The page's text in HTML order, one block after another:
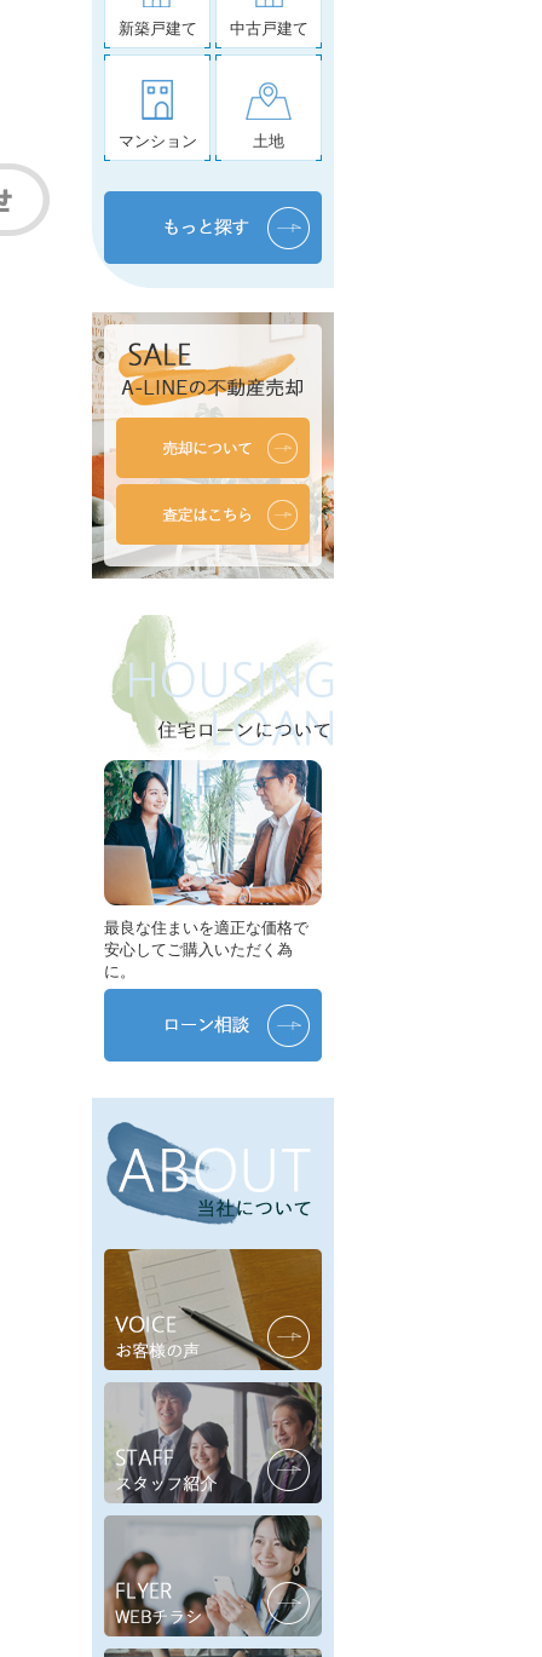
新築戸建て 中古戸建て
マンション 土地
最良な住まいを適正な価格で
安心してご購入いただく為
に。